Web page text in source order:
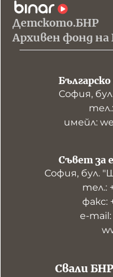
Детското.БНР
Архивен фонд на
София,
тел.:
имейл:
Свали
Съвет за
София, бул.
тел.:
факс:
е-